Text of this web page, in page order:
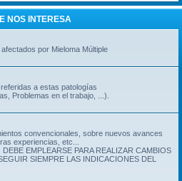
NOS INTERESA
por Mieloma Múltiple
a estas patologías
Problemas en el trabajo, ...).
convencionales, sobre nuevos avances
experiencias, etc...
EMPLEARSE PARA REALIZAR CAMBIOS
SIEMPRE LAS INDICACIONES DEL